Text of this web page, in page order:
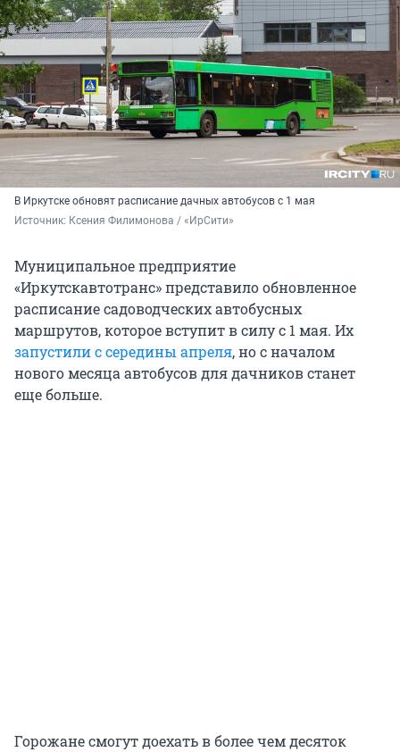
В Иркутске обновят расписание дачных автобусов с 1 мая
Источник: Ксения Филимонова / «ИрСити»
Муниципальное предприятие
«Иркутскавтотранс» представило обновленное
расписание садоводческих автобусных
маршрутов, которое вступит в силу с 1 мая. Их
запустили с середины апреля, но с началом
нового месяца автобусов для дачников станет
еще больше.
Горожане смогут доехать в более чем десяток